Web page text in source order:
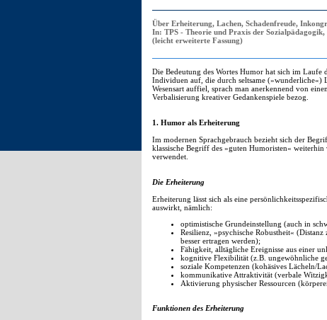
Über Erheiterung, Lachen, Schadenfreude,
In: TPS - Theorie und Praxis der Sozialpädagogik,
(leicht erweiterte Fassung)
Die Bedeutung des Wortes Humor hat sich im
Individuen auf, die durch seltsame (»wunderliche«)
Wesensart auffiel, sprach man anerkennend von
Verbalisierung kreativer Gedankenspiele bezog.
1. Humor als Erheiterung
Im modernen Sprachgebrauch bezieht sich der
klassische Begriff des »guten Humoristen«
verwendet.
Die Erheiterung
Erheiterung lässt sich als eine
auswirkt, nämlich:
optimistische Grundeinstellung (auch in
Resilienz, »psychische Robustheit«
besser ertragen werden);
Fähigkeit, alltägliche Ereignisse aus einer
kognitive Flexibilität (z.B. ungewöhnliche
soziale Kompetenzen (kohäsives Lächeln/
kommunikative Attraktivität (verbale
Aktivierung physischer Ressourcen
Funktionen des Erheiterung